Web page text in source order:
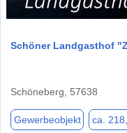
Schöner Landgasthof
Schöneberg, 57638
Gewerbeobjekt ca.